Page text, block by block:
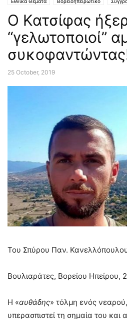
Ο Κατσίφας
“γελωτοποιοί”
25 October, 2019
Του Σπύρου Παν.
Βουλιαράτες, Βορείου Ηπείρου,
Η «αυθάδης» τόλμη ενός
υπερασπιστεί τη σημαία του και